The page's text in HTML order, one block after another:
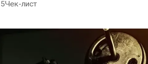
Чек-лист